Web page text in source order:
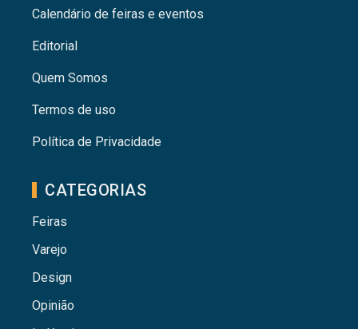
Calendário de feiras e eventos
Editorial
Quem Somos
Termos de uso
Política de Privacidade
CATEGORIAS
Feiras
Varejo
Design
Opinião